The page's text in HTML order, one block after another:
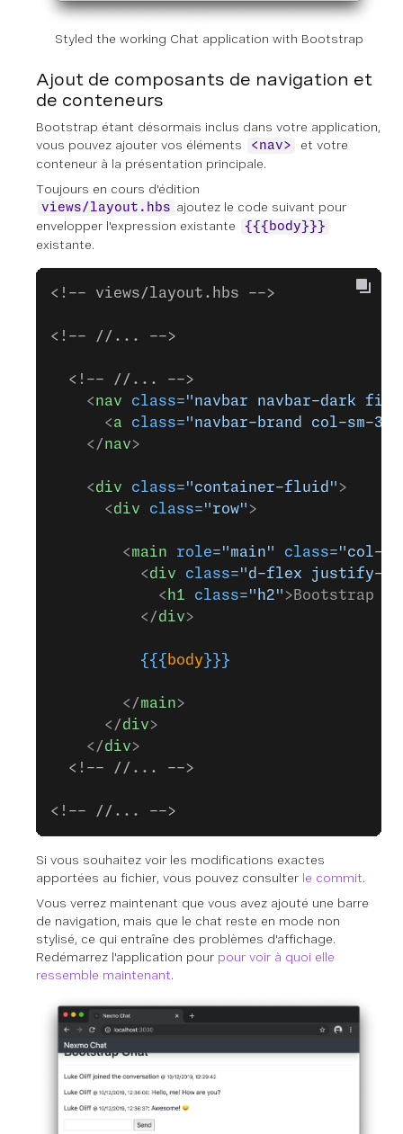
Styled the working Chat application with Bootstrap
Ajout de composants de navigation et
de conteneurs
Bootstrap étant désormais inclus dans votre application,
vous pouvez ajouter vos éléments
<nav>
et votre
conteneur à la présentation principale.
Toujours en cours d'édition
views/layout.hbs ajoutez le code suivant pour
envelopper l'expression existante
{{{body}}}
existante.
<!-- views/layout.hbs -->
<!-- //... -->
  <!-- //... -->
    <
nav class="navbar navbar-dark
      <
a class="navbar-brand col-sm-3
    </
nav>
    <
div class="container-fluid" >
      <
div class="row" >
        <
main role="main" class="col-
          <
div class="d-flex justify-
            <
h1 class="h2" >Bootstrap
          </
div>
          {{{
body }}}
        </
main>
      </
div>
    </
div>
  <!-- //... -->
<!-- //... -->
Si vous souhaitez voir les modifications exactes
apportées au fichier, vous pouvez consulter le commit.
Vous verrez maintenant que vous avez ajouté une barre
de navigation, mais que le chat reste en mode non
stylisé, ce qui entraîne des problèmes d'affichage.
Redémarrez l'application pour pour voir à quoi elle
ressemble maintenant.